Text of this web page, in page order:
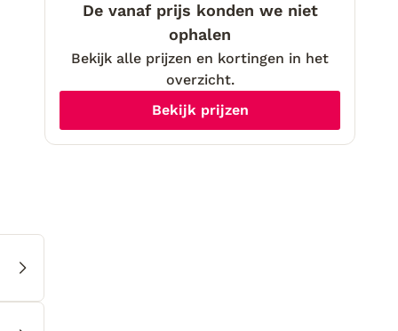
De vanaf prijs konden we niet
ophalen
Bekijk alle prijzen en kortingen in het
overzicht.
Bekijk prijzen